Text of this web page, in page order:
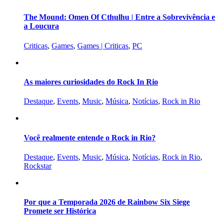
The Mound: Omen Of Cthulhu | Entre a Sobrevivência e
a Loucura
Criticas, Games, Games | Criticas, PC
As maiores curiosidades do Rock In Rio
Destaque, Events, Music, Música, Notícias, Rock in Rio
Você realmente entende o Rock in Rio?
Destaque, Events, Music, Música, Notícias, Rock in Rio,
Rockstar
Por que a Temporada 2026 de Rainbow Six Siege
Promete ser Histórica